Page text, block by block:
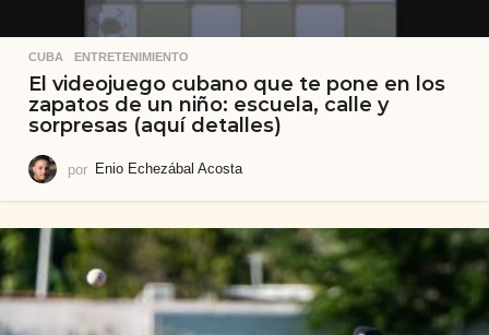
CUBA ,ENTRETENIMIENTO
El videojuego cubano que te pone en los
zapatos de un niño: escuela, calle y
sorpresas (aquí detalles)
por Enio Echezábal Acosta